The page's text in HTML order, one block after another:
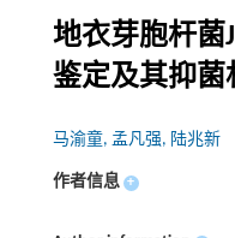
地衣芽胞杆菌
鉴定及其抑菌
马渝童, 孟凡强, 陆兆新
作者信息 +